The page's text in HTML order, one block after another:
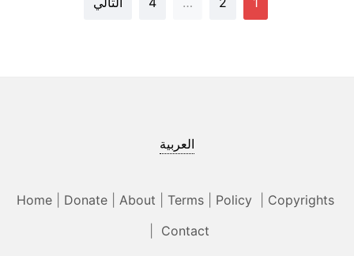
العربية
Home| Donate| About Terms| Policy
Copyrights
Contact